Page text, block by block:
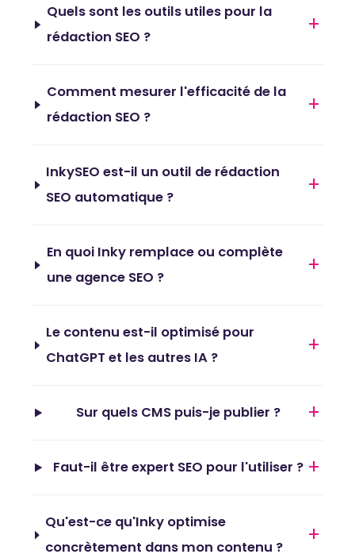
Quels sont les outils utiles pour la
rédaction SEO ?
+
Comment mesurer l'efficacité de la
rédaction SEO ?
+
InkySEO est-il un outil de rédaction
SEO automatique ?
+
En quoi Inky remplace ou complète
une agence SEO ?
+
Le contenu est-il optimisé pour
ChatGPT et les autres IA ?
+
Sur quels CMS puis-je publier ? +
Faut-il être expert SEO pour l'utiliser ? +
Qu'est-ce qu'Inky optimise
concrètement dans mon contenu ?
+